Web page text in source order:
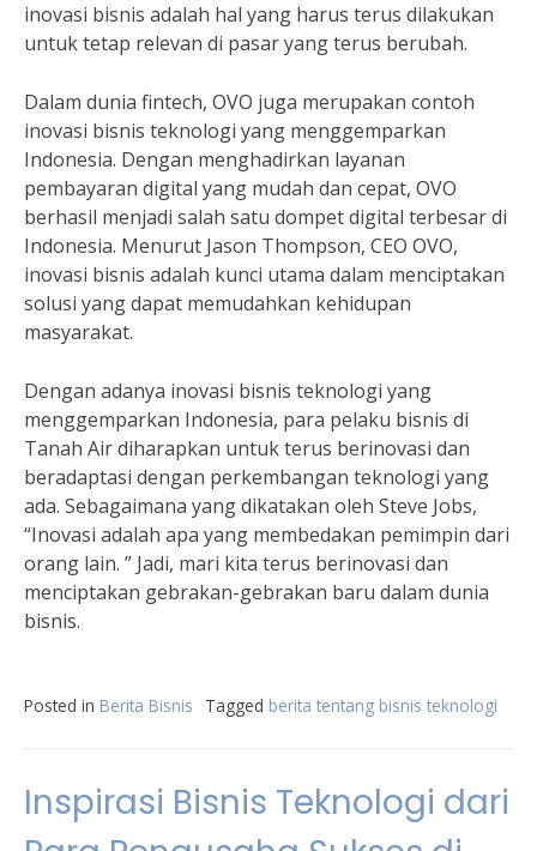
inovasi bisnis adalah hal yang harus terus dilakukan
untuk tetap relevan di pasar yang terus berubah.
Dalam dunia fintech, OVO juga merupakan contoh
inovasi bisnis teknologi yang menggemparkan
Indonesia. Dengan menghadirkan layanan
pembayaran digital yang mudah dan cepat, OVO
berhasil menjadi salah satu dompet digital terbesar di
Indonesia. Menurut Jason Thompson, CEO OVO,
inovasi bisnis adalah kunci utama dalam menciptakan
solusi yang dapat memudahkan kehidupan
masyarakat.
Dengan adanya inovasi bisnis teknologi yang
menggemparkan Indonesia, para pelaku bisnis di
Tanah Air diharapkan untuk terus berinovasi dan
beradaptasi dengan perkembangan teknologi yang
ada. Sebagaimana yang dikatakan oleh Steve Jobs,
“Inovasi adalah apa yang membedakan pemimpin dari
orang lain. ” Jadi, mari kita terus berinovasi dan
menciptakan gebrakan-gebrakan baru dalam dunia
bisnis.
Posted in Berita Bisnis Tagged berita tentang bisnis teknologi
Inspirasi Bisnis Teknologi dari